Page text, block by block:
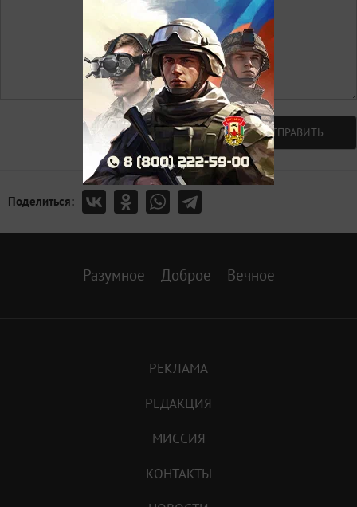
Авторизоваться ОТПРАВИТЬ
Поделиться:
Разумное Доброе Вечное
РЕКЛАМА
РЕДАКЦИЯ
МИССИЯ
КОНТАКТЫ